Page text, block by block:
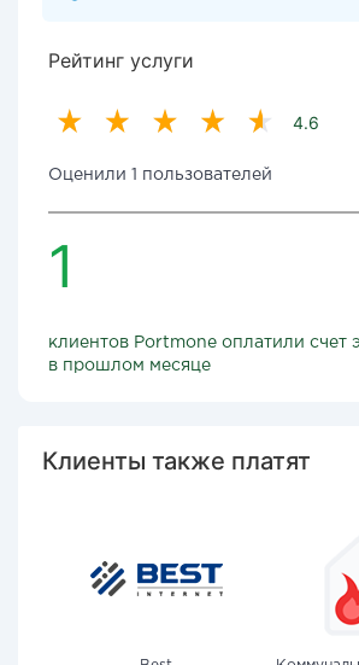
Рейтинг услуги
4.6
Оценили 1 пользователей
1
клиентов Portmone оплатили счет
в прошлом месяце
Клиенты также платят